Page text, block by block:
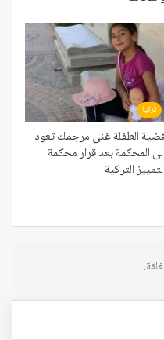
تركيا
الطفلة غنى مرجمك تعود
المحكمة بعد قرار محكمة
التمييز التركية